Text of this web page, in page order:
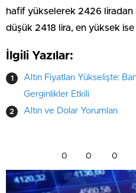
hafif yükselerek 2426 liradan
düşük 2418 lira, en yüksek
İlgili Yazılar:
Altın Fiyatları Yükselişte:
Gerginlikler Etkili
Altın ve Dolar Yorumları
0 0 0